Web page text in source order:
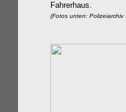
Fahrerhaus.
(Fotos unten: Polizeiarchiv